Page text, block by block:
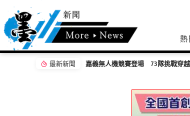
熱
最新新聞